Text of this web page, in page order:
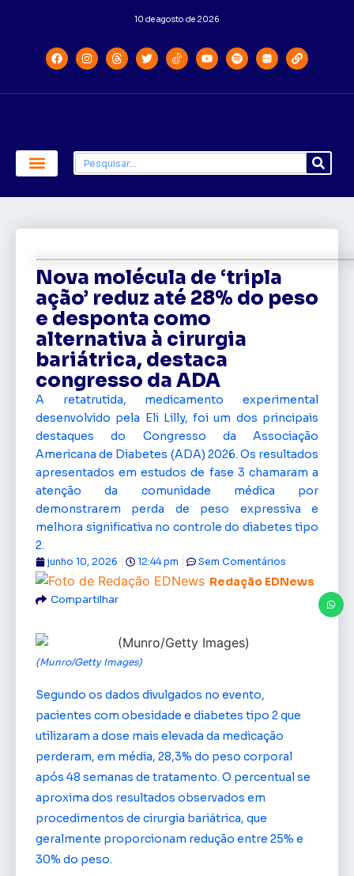
10 de agosto de 2026
Nova molécula de ‘tripla
ação’ reduz até 28% do peso
e desponta como
alternativa à cirurgia
bariátrica, destaca
congresso da ADA
A retatrutida, medicamento experimental
desenvolvido pela Eli Lilly, foi um dos principais
destaques do Congresso da Associação
Americana de Diabetes (ADA) 2026. Os resultados
apresentados em estudos de fase 3 chamaram a
atenção da comunidade médica por
demonstrarem perda de peso expressiva e
melhora significativa no controle do diabetes tipo
2.
Redação EDNews
junho 10, 2026 12:44 pm Sem Comentários
Compartilhar
(Munro/Getty Images)
Segundo os dados divulgados no evento,
pacientes com obesidade e diabetes tipo 2 que
utilizaram a dose mais elevada da medicação
perderam, em média, 28,3% do peso corporal
após 48 semanas de tratamento. O percentual se
aproxima dos resultados observados em
procedimentos de cirurgia bariátrica, que
geralmente proporcionam redução entre 25% e
30% do peso.